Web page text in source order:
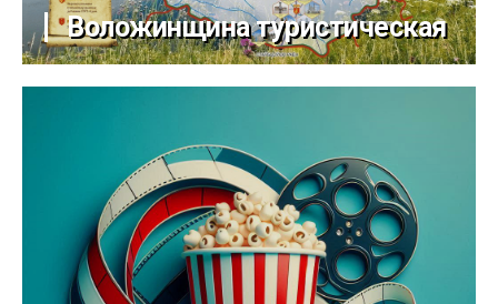
Воложинщина туристическая